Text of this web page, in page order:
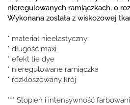
nieregulowanych ramiączkach, o
Wykonana została z wiskozowej
* materiał nieelastyczny
* długość maxi
* efekt tie dye
* nieregulowane ramiączka
* rozkloszowany krój
*** Stopień i intensywność